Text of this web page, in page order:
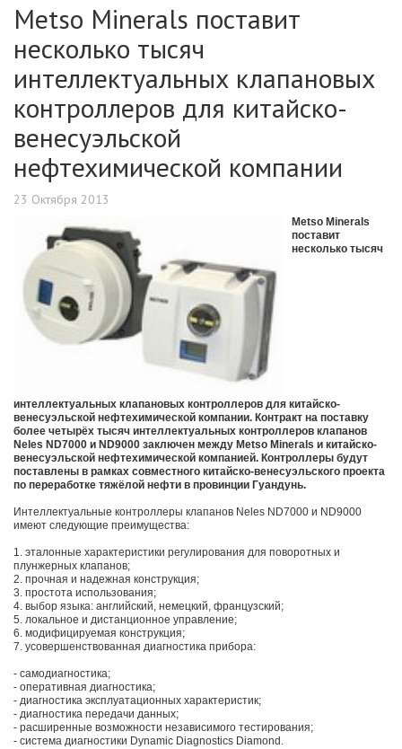
Metso Minerals поставит
несколько тысяч
интеллектуальных клапановых
контроллеров для китайско-
венесуэльской
нефтехимической компании
23 Октября 2013
Metso Minerals
поставит
несколько тысяч
интеллектуальных клапановых контроллеров для китайско-
венесуэльской нефтехимической компании. Контракт на поставку
более четырёх тысяч интеллектуальных контроллеров клапанов
Neles ND7000 и ND9000 заключен между Metso Minerals и китайско-
венесуэльской нефтехимической компанией. Контроллеры будут
поставлены в рамках совместного китайско-венесуэльского проекта
по переработке тяжёлой нефти в провинции Гуандунь.
Интеллектуальные контроллеры клапанов Neles ND7000 и ND9000
имеют следующие преимущества:
1. эталонные характеристики регулирования для поворотных и
плунжерных клапанов;
2. прочная и надежная конструкция;
3. простота использования;
4. выбор языка: английский, немецкий, французский;
5. локальное и дистанционное управление;
6. модифицируемая конструкция;
7. усовершенствованная диагностика прибора:
- самодиагностика;
- оперативная диагностика;
- диагностика эксплуатационных характеристик;
- диагностика передачи данных;
- расширенные возможности независимого тестирования;
- система диагностики Dynamic Diagnostics Diamond.